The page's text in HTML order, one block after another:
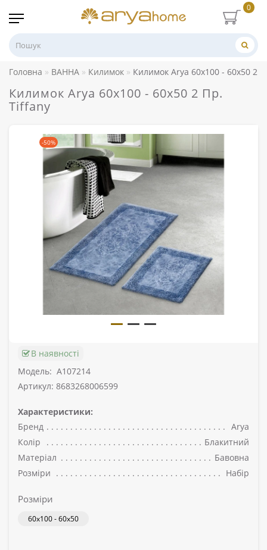
0
Головна ВАННА Килимок Килимок Arya 60x100 - 60x50 2
Килимок Arya 60x100 - 60x50 2 Пр.
Tiffany
-50%
В наявності
Модель: A107214
Артикул: 8683268006599
Характеристики:
Бренд
Arya
Колір
Блакитний
Матеріал
Бавовна
Розміри
Набір
Розміри
60x100 - 60x50